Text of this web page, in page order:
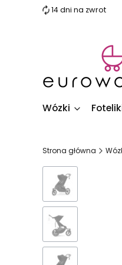
14 dni na zwrot
Wózki
Strona główna